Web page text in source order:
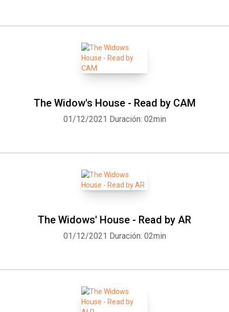
The Widow's House - Read by CAM
01/12/2021 Duración: 02min
The Widows' House - Read by AR
01/12/2021 Duración: 02min